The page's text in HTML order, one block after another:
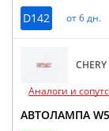
D142 от 6 дн.
CHERY
Аналоги и
АВТОЛАМПА